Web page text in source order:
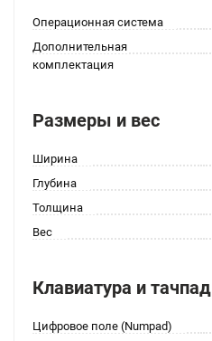
Операционная система
Дополнительная
комплектация
Размеры и вес
Ширина
Глубина
Толщина
Вес
Клавиатура и тачпад
Цифровое поле (Numpad)